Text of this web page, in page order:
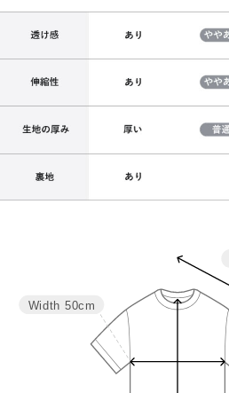
着丈
62
106
Width 50cm